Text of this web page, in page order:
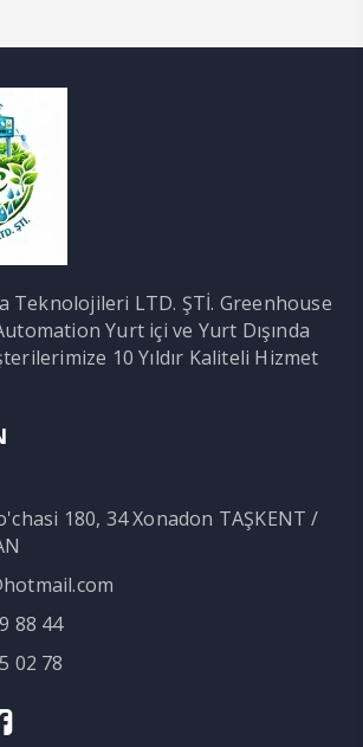
Teknolojileri LTD. ŞTİ. Greenhouse
Yurt içi ve Yurt Dışında
10 Yıldır Kaliteli Hizmet
180, 34 Xonadon TAŞKENT /
88 44
02 78